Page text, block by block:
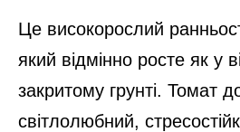
Це високорослий
який відмінно росте як у
закритому грунті. Томат
світлолюбний,